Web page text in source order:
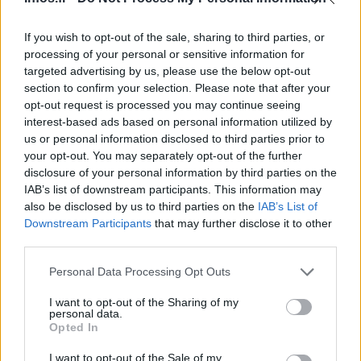
If you wish to opt-out of the sale, sharing to third parties, or
processing of your personal or sensitive information for
targeted advertising by us, please use the below opt-out
section to confirm your selection. Please note that after your
opt-out request is processed you may continue seeing
interest-based ads based on personal information utilized by
us or personal information disclosed to third parties prior to
your opt-out. You may separately opt-out of the further
disclosure of your personal information by third parties on the
IAB’s list of downstream participants. This information may
also be disclosed by us to third parties on the IAB’s List of
Downstream Participants that may further disclose it to other
Please note that this website/app uses one or more Google
not limited to your visit or usage behaviour. You may click to
grant or deny consent to Google and its third-party tags to
use your data for below specified purposes in below Google
consent section.
Personal Data Processing Opt Outs
I want to opt-out of the Sharing of my
personal data.
Opted In
I want to opt-out of the Sale of my
Composée de fromage blanc, de raisins secs ou de fruits,
ce gâteau vous délecte les pupilles tant son goût atypique
est incroyablement savoureux.
AUTEUR
Infos.fr Unit